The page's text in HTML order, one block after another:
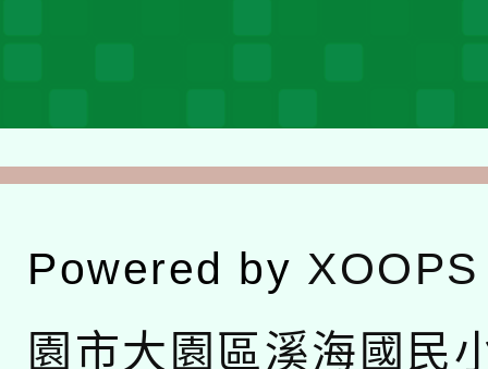
Powered by XOOPS
園市大園區溪海國民